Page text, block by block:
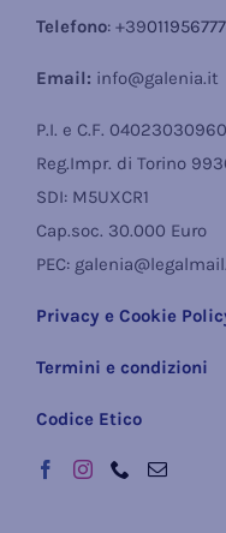
Telefono: +39
Email: info@galenia.it
P.I. e C.F. 04023030960
Reg.Impr. di Torino
SDI: M5UXCR1
Cap.soc. 30.000 Euro
PEC:
Privacy e Cookie
Termini e condizioni
Codice Etico